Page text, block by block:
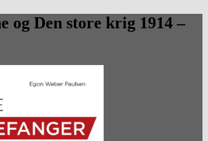
og Den store krig 1914 –